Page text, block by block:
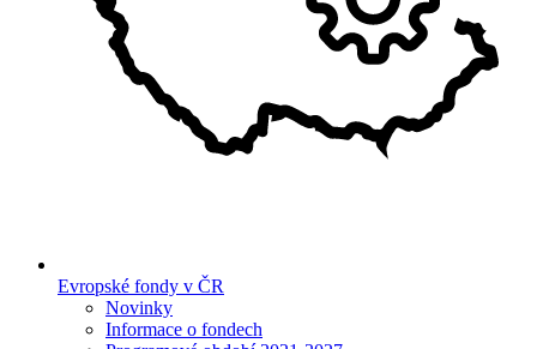
Evropské fondy v ČR
Novinky
Informace o fondech